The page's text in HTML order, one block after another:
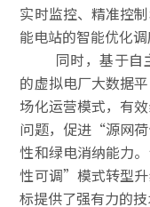
实时监控、精准控
能电站的智能优化
同时，基于自
的虚拟电厂大数据
场化运营模式，有
问题，促进“源网
性和绿电消纳能力
性可调”模式转型
标提供了强有力的技